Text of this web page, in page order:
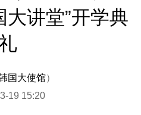
大讲堂”开学典
国大使馆）
19 15:20